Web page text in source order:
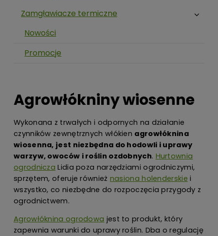
Zamgławiacze termiczne
Nowości
Promocje
Agrowłókniny wiosenne
Wykonana z trwałych i odpornych na działanie
czynników zewnętrznych włókien agrowłóknina
wiosenna, jest niezbędna do hodowli i uprawy
warzyw, owoców i roślin ozdobnych. Hurtownia
ogrodnicza Lidia poza narzędziami ogrodniczymi,
sprzętem, oferuje również nasiona holenderskie i
wszystko, co niezbędne do rozpoczęcia przygody z
ogrodnictwem.
Agrowłóknina ogrodowa jest to produkt, który
zapewnia warunki do uprawy roślin. Dba o regulację